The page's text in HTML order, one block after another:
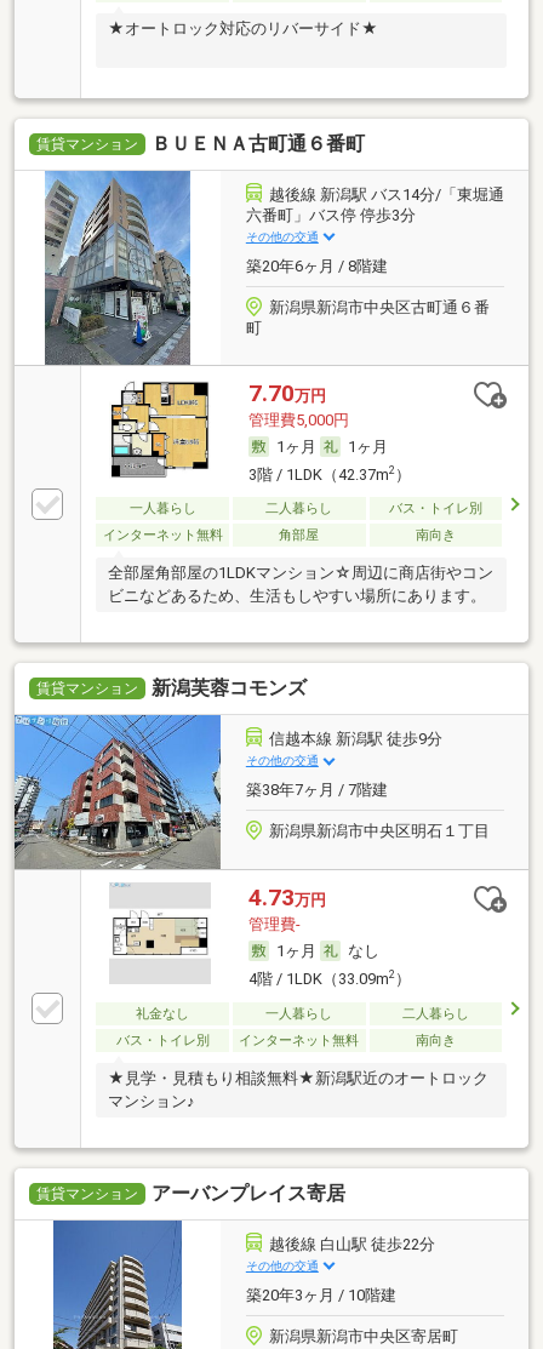
★オートロック対応のリバーサイド★
賃貸マンション ＢＵＥＮＡ古町通６番町
越後線 新潟駅 バス14分/「東堀通
六番町」バス停 停歩3分
その他の交通
築20年6ヶ月 / 8階建
新潟県新潟市中央区古町通６番
町
7.70万円
管理費5,000円
1ヶ月
1ヶ月
3階 / 1LDK（42.37m2）
一人暮らし 二人暮らし
バス・トイレ別
インターネット無料
角部屋 南向き
全部屋角部屋の1LDKマンション☆周辺に商店街やコン
ビニなどあるため、生活もしやすい場所にあります。
賃貸マンション 新潟芙蓉コモンズ
信越本線 新潟駅 徒歩9分
その他の交通
築38年7ヶ月 / 7階建
新潟県新潟市中央区明石１丁目
4.73万円
管理費-
1ヶ月
なし
4階 / 1LDK（33.09m2）
礼金なし 一人暮らし
二人暮らし
バス・トイレ別
インターネット無料 南向き
★見学・見積もり相談無料★新潟駅近のオートロック
マンション♪
賃貸マンション アーバンプレイス寄居
越後線 白山駅 徒歩22分
その他の交通
築20年3ヶ月 / 10階建
新潟県新潟市中央区寄居町